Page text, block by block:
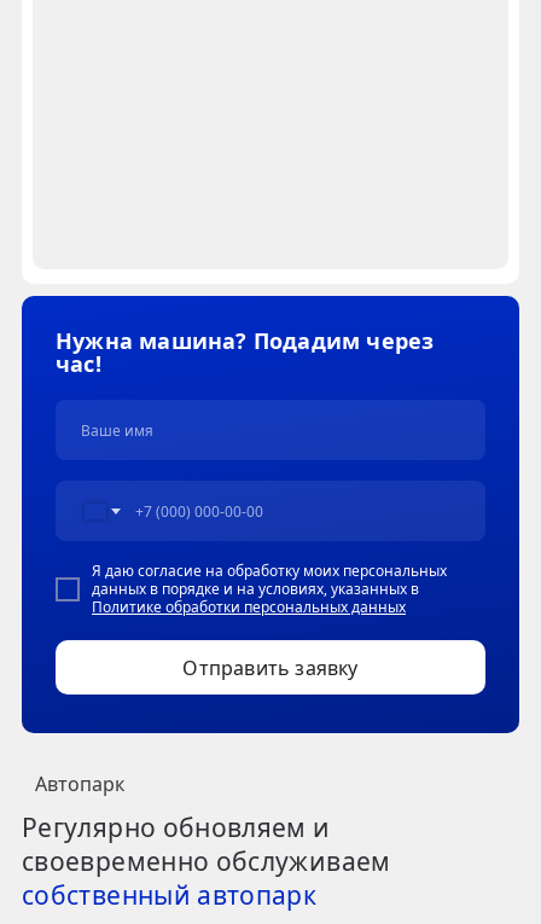
Нужна машина? Подадим через
час!
Я даю согласие на обработку моих персональных
данных в порядке и на условиях, указанных в
Политике обработки персональных данных
Отправить заявку
Автопарк
Регулярно обновляем и
своевременно обслуживаем
собственный автопарк